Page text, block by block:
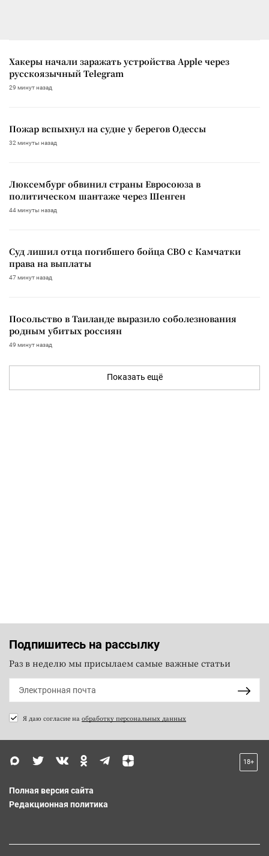
Хакеры начали заражать устройства Apple через
русскоязычный Telegram
29 минут назад
Пожар вспыхнул на судне у берегов Одессы
32 минуты назад
Люксембург обвинил страны Евросоюза в
политическом шантаже через Шенген
44 минуты назад
Суд лишил отца погибшего бойца СВО с Камчатки
права на выплаты
47 минут назад
Посольство в Таиланде выразило соболезнования
родным убитых россиян
49 минут назад
Показать ещё
Подпишитесь на рассылку
Раз в неделю мы присылаем самые важные статьи
Я даю согласие на обработку персональных данных
18+
Полная версия сайта
Редакционная политика